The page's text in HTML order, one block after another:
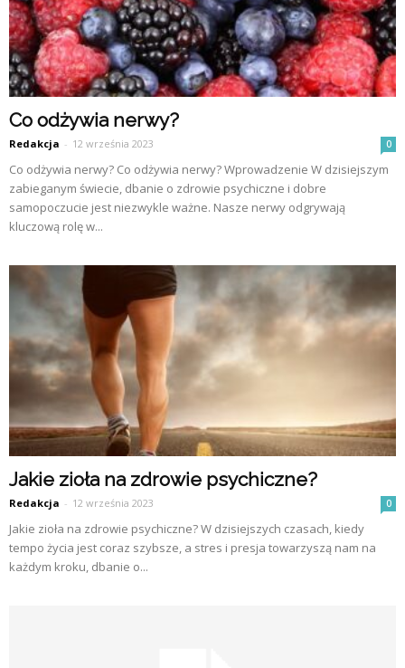
Co odżywia nerwy?
Redakcja - 12 września 2023 0
Co odżywia nerwy? Co odżywia nerwy? Wprowadzenie W dzisiejszym
zabieganym świecie, dbanie o zdrowie psychiczne i dobre
samopoczucie jest niezwykle ważne. Nasze nerwy odgrywają
kluczową rolę w...
Jakie zioła na zdrowie psychiczne?
Redakcja - 12 września 2023 0
Jakie zioła na zdrowie psychiczne? W dzisiejszych czasach, kiedy
tempo życia jest coraz szybsze, a stres i presja towarzyszą nam na
każdym kroku, dbanie o...